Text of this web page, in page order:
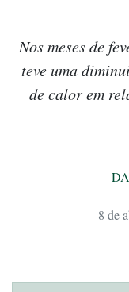
Nos meses de
teve uma
de calor em
8 de